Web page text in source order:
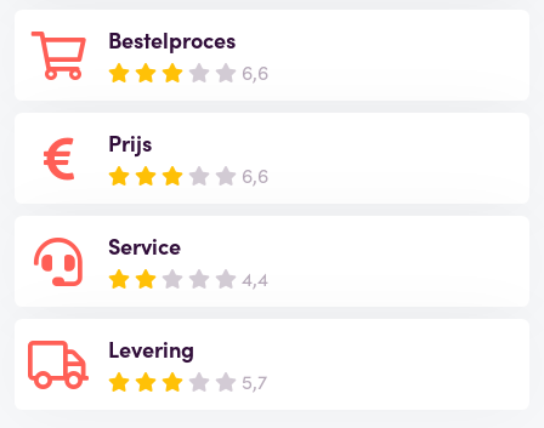
Bestelproces
6,6
Prijs
6,6
Service
4,4
Levering
5,7